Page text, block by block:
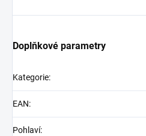
Doplňkové parametry
Kategorie:
EAN:
Pohlaví: